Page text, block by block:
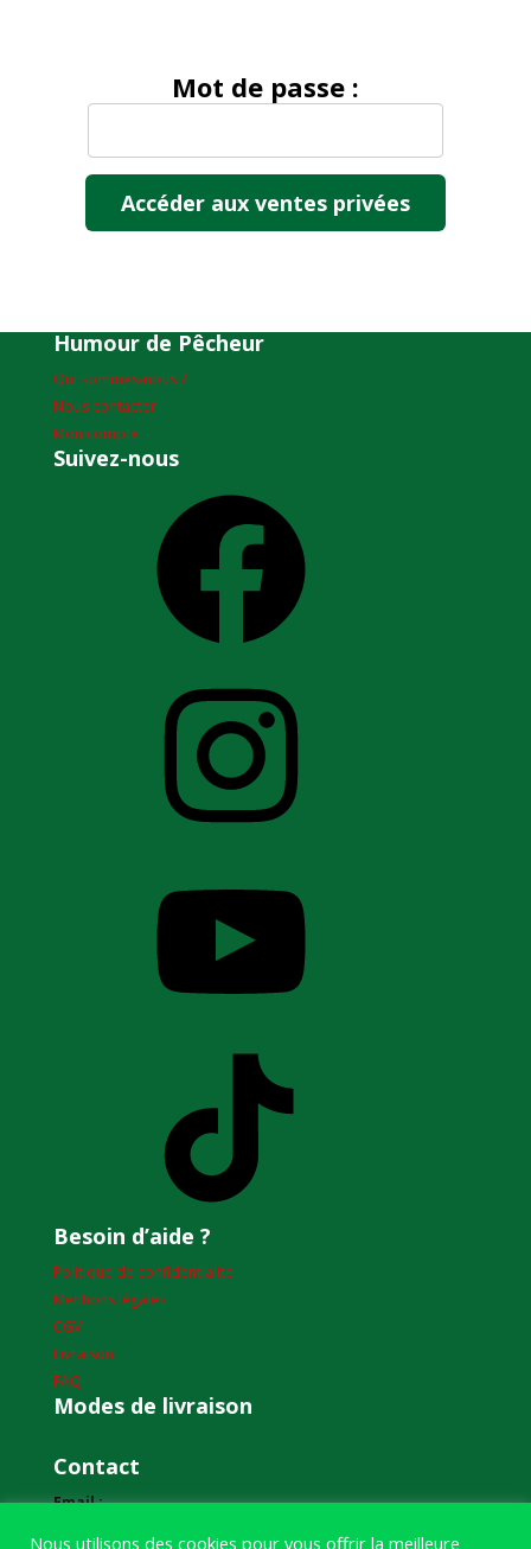
Mot de passe :
Humour de Pêcheur
Qui sommes-nous ?
Nous contacter
Mon compte
Suivez-nous
Besoin d’aide ?
Politique de confidentialité
Mentions légales
CGV
Livraison
FAQ
Modes de livraison
Contact
Email :
Nous utilisons des cookies pour vous offrir la meilleure